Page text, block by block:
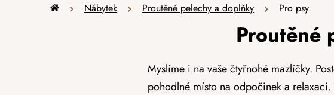
Domů Nábytek Proutěné pelechy a doplňky Pro psy
Proutěné
Myslíme i na vaše čtyřnohé mazlíčky.
pohodlné místo na odpočinek a